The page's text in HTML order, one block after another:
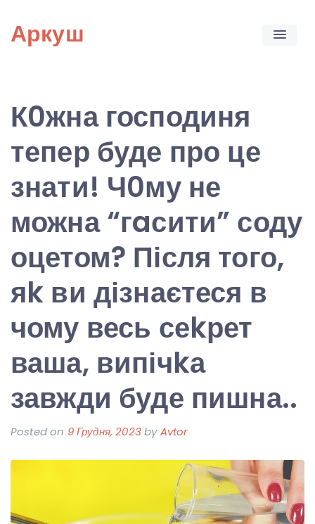
content
Аркуш
К0жна господиня
тепер буде про це
знати! Ч0му не
можна “гaсити” соду
оцетом? Після того,
яk ви дізнаєтеся в
чому весь сеkрет
ваша, випічkа
завжди буде пишна..
Posted on 9 Грудня, 2023byAvtor